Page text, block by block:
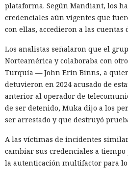
plataforma. Según Mandiant, los
credenciales aún vigentes que
con ellas, accedieron a las cuentas
Los analistas señalaron que el
Norteamérica y colaboraba con
Turquía — John Erin Binns, a
detuvieron en 2024 acusado de
anterior al operador de
de ser detenido, Muka dijo a los
ser arrestado y que destruyó
A las víctimas de incidentes
cambiar sus credenciales a
la autenticación multifactor para
La inteligencia artificial generativa
animales parlantes en cuentos
femeninos. El análisis de 23.800
modelos lingüísticos mostró que
protagonistas recibieron género
personajes resultaron masculinos,
modelos los dejaron sin indicar el
neutrales.
El estudio fue realizado por
de Washington. Los resultados se
de 2026 en la conferencia de ACM
responsabilidad y transparencia